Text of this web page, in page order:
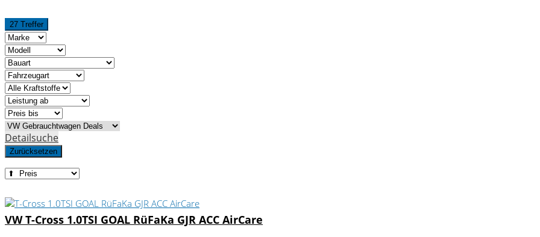
27 Treffer
Detailsuche
Zurücksetzen
VW T-Cross 1.0TSI GOAL RüFaKa GJR ACC AirCare